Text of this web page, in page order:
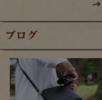
ブログ